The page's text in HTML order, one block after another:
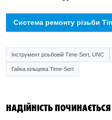
Система ремонту різьби
Інструмент різьбовій Time-Sert, UNC
Гайка кільцева Time-Sert
НАДІЙНІСТЬ ПОЧИНАЄТЬСЯ